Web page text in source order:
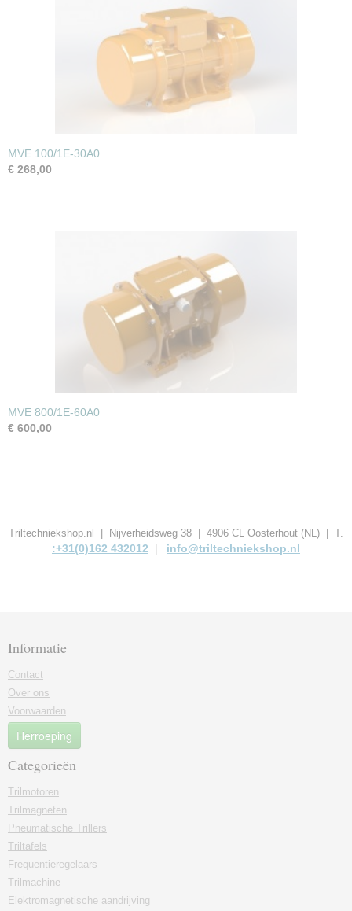
MVE 100/1E-30A0
€ 268,00
MVE 800/1E-60A0
€ 600,00
Triltechniekshop.nl | Nijverheidsweg 38 | 4906 CL Oosterhout (NL) | T.
:+31(0)162 432012 info@triltechniekshop.nl
Informatie
Contact
Over ons
Voorwaarden
Herroeping
Categorieën
Trilmotoren
Trilmagneten
Pneumatische Trillers
Triltafels
Frequentieregelaars
Trilmachine
Elektromagnetische aandrijving